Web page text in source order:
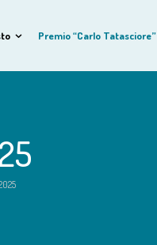
Premio “Carlo Tatasciore”